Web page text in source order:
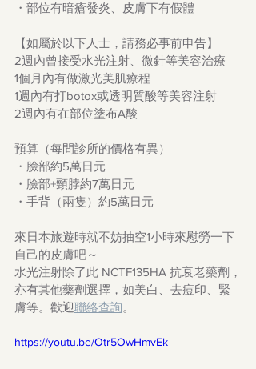
・部位有暗瘡發炎、皮膚下有假體
【如屬於以下人士，請務必事前申告】
2週內曾接受水光注射、微針等美容治療
1個月內有做激光美肌療程
1週內有打botox或透明質酸等美容注射
2週內有在部位塗布A酸
預算（每間診所的價格有異）
・臉部約5萬日元
・臉部+頸脖約7萬日元
・手背（兩隻）約5萬日元
來日本旅遊時就不妨抽空1小時來慰勞一下
自己的皮膚吧～
水光注射除了此 NCTF135HA 抗衰老藥劑，
亦有其他藥劑選擇，如美白、去痘印、緊
膚等。歡迎聯絡查詢。
https://youtu.be/Otr5OwHmvEk